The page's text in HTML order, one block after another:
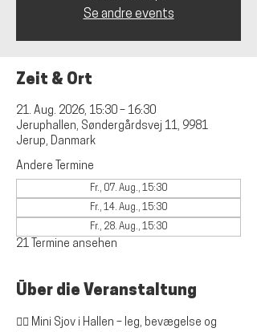
Se andre events
Zeit & Ort
21. Aug. 2026, 15:30 – 16:30
Jeruphallen, Søndergårdsvej 11, 9981
Jerup, Danmark
Andere Termine
Fr., 07. Aug., 15:30
Fr., 14. Aug., 15:30
Fr., 28. Aug., 15:30
21 Termine ansehen
Über die Veranstaltung
🤸‍♀️ Mini Sjov i Hallen – leg, bevægelse og